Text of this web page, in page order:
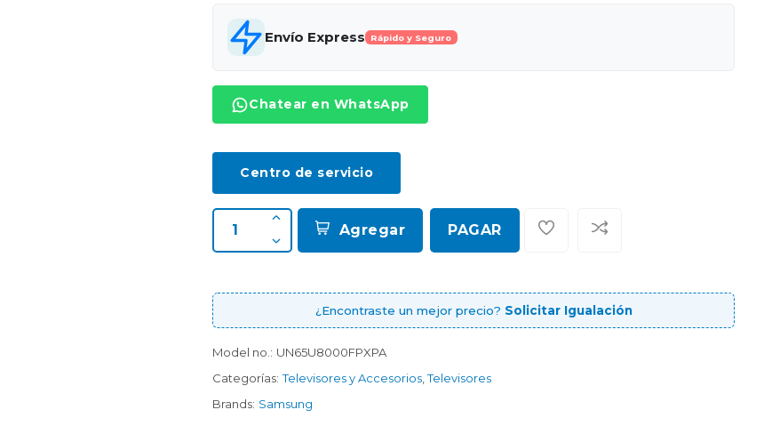
Envío Express Rápido y Seguro
Chatear en WhatsApp
Centro de servicio
Agregar PAGAR
¿Encontraste un mejor precio? Solicitar Igualación
Model no.: UN65U8000FPXPA
Categorías: Televisores y Accesorios ,Televisores
Brands: Samsung